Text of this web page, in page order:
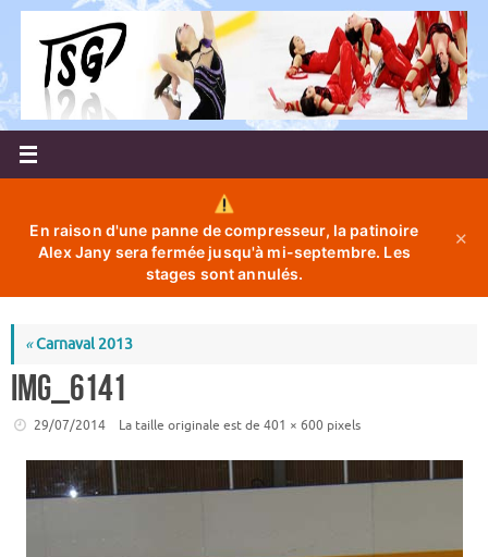
Passer
contenu
En raison d'une panne de compresseur, la patinoire
Alex Jany sera fermée jusqu'à mi-septembre. Les
stages sont annulés.
✕
«Carnaval 2013
IMG_6141
29/07/2014 La taille originale est de 401 × 600 pixels